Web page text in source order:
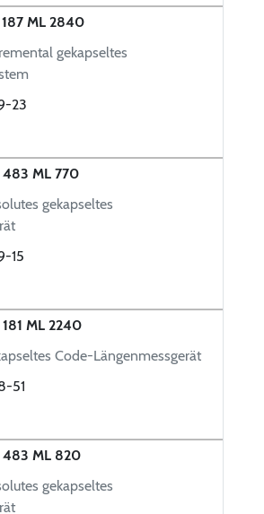
ML 2840
gekapseltes
23
483 ML 770
gekapseltes
15
ML 2240
Code-Längenmessgerät
51
483 ML 820
gekapseltes